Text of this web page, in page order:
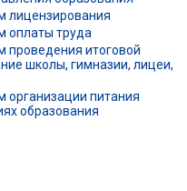
лицензирования
оплаты труда
проведения итоговой
школы, гимназии, лицеи,
организации питания
образования